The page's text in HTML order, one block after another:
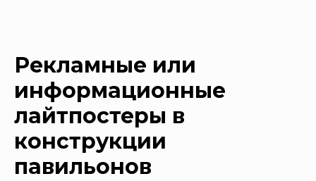
Рекламные или
информационные
лайтпостеры в
конструкции
павильонов